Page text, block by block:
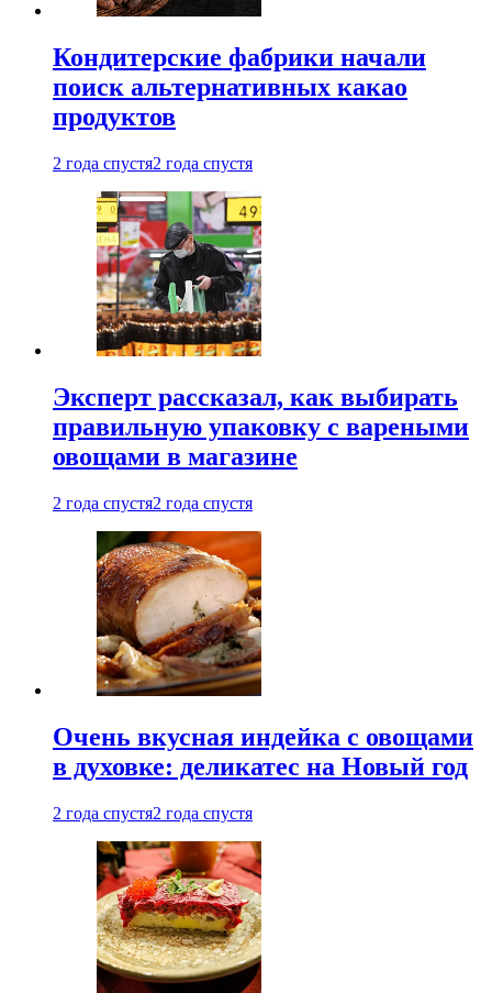
Кондитерские фабрики начали
поиск альтернативных какао
продуктов
2 года спустя2 года спустя
Эксперт рассказал, как выбирать
правильную упаковку с вареными
овощами в магазине
2 года спустя2 года спустя
Очень вкусная индейка с овощами
в духовке: деликатес на Новый год
2 года спустя2 года спустя